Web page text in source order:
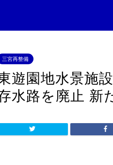
三宮再整備
遊園地水景施
水路を廃止 新